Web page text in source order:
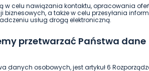
w celu nawiązania kontaktu, opracowania
a także w celu przesyłania
usług drogą elektroniczną.
przetwarzać Państwa dane
danych osobowych, jest artykuł 6